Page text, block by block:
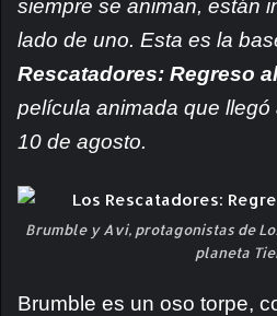
siempre se animan, están
lado de uno. Esta es la
Rescatadores: Regreso
película animada que
10 de agosto.
Brumble y Avi, protagonistas de
planeta
Brumble es un oso torpe,